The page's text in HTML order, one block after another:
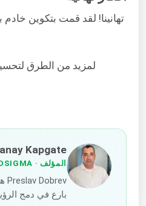
لمزيد من الطرق
Kapgate
المؤلف· CLOUDSIGMA
بارع في دمج